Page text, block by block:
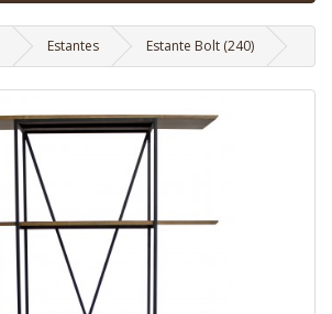
Estantes Estante Bolt (240)